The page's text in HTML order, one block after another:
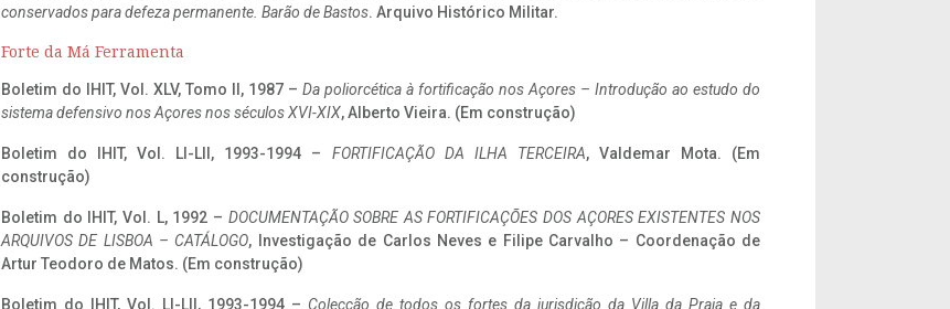
conservados para defeza permanente. Barão de Bastos. Arquivo Histórico Militar.
Forte da Má Ferramenta
Boletim do IHIT, Vol. XLV, Tomo II, 1987 – Da poliorcética à fortificação nos Açores – Introdução ao estudo do
sistema defensivo nos Açores nos séculos XVI-XIX, Alberto Vieira. (Em construção)
Boletim do IHIT, Vol. LI-LII, 1993-1994 – FORTIFICAÇÃO DA ILHA TERCEIRA, Valdemar Mota. (Em
construção)
Boletim do IHIT, Vol. L, 1992 – DOCUMENTAÇÃO SOBRE AS FORTIFICAÇÕES DOS AÇORES EXISTENTES NOS
ARQUIVOS DE LISBOA – CATÁLOGO, Investigação de Carlos Neves e Filipe Carvalho – Coordenação de
Artur Teodoro de Matos. (Em construção)
Boletim do IHIT, Vol. LI-LII, 1993-1994 – Colecção de todos os fortes da jurisdição da Villa da Praia e da